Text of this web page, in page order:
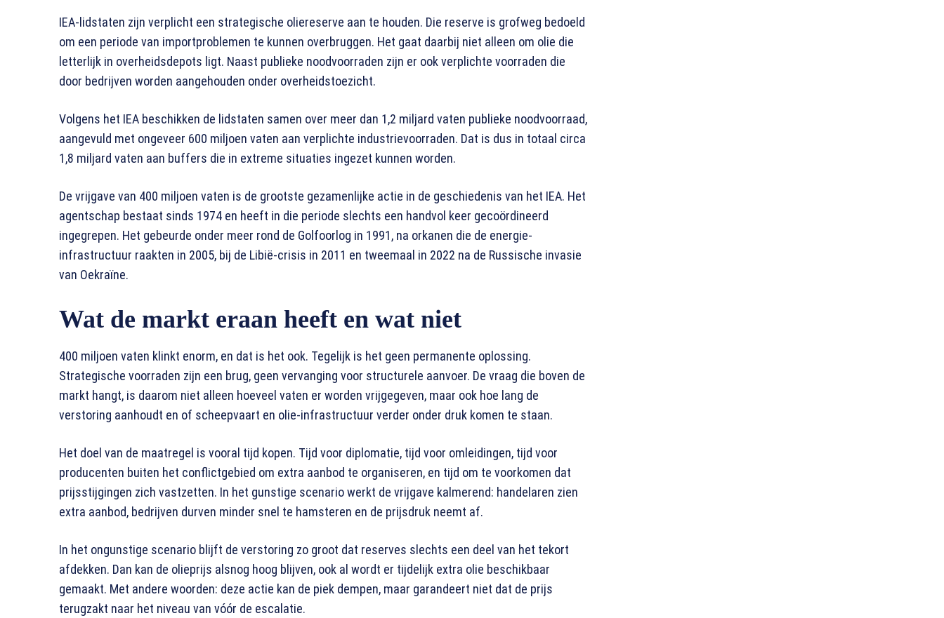
IEA-lidstaten zijn verplicht een strategische oliereserve aan te houden. Die reserve is grofweg bedoeld
om een periode van importproblemen te kunnen overbruggen. Het gaat daarbij niet alleen om olie die
letterlijk in overheidsdepots ligt. Naast publieke noodvoorraden zijn er ook verplichte voorraden die
door bedrijven worden aangehouden onder overheidstoezicht.
Volgens het IEA beschikken de lidstaten samen over meer dan 1,2 miljard vaten publieke noodvoorraad,
aangevuld met ongeveer 600 miljoen vaten aan verplichte industrievoorraden. Dat is dus in totaal circa
1,8 miljard vaten aan buffers die in extreme situaties ingezet kunnen worden.
De vrijgave van 400 miljoen vaten is de grootste gezamenlijke actie in de geschiedenis van het IEA. Het
agentschap bestaat sinds 1974 en heeft in die periode slechts een handvol keer gecoördineerd
ingegrepen. Het gebeurde onder meer rond de Golfoorlog in 1991, na orkanen die de energie-
infrastructuur raakten in 2005, bij de Libië-crisis in 2011 en tweemaal in 2022 na de Russische invasie
van Oekraïne.
Wat de markt eraan heeft en wat niet
400 miljoen vaten klinkt enorm, en dat is het ook. Tegelijk is het geen permanente oplossing.
Strategische voorraden zijn een brug, geen vervanging voor structurele aanvoer. De vraag die boven de
markt hangt, is daarom niet alleen hoeveel vaten er worden vrijgegeven, maar ook hoe lang de
verstoring aanhoudt en of scheepvaart en olie-infrastructuur verder onder druk komen te staan.
Het doel van de maatregel is vooral tijd kopen. Tijd voor diplomatie, tijd voor omleidingen, tijd voor
producenten buiten het conflictgebied om extra aanbod te organiseren, en tijd om te voorkomen dat
prijsstijgingen zich vastzetten. In het gunstige scenario werkt de vrijgave kalmerend: handelaren zien
extra aanbod, bedrijven durven minder snel te hamsteren en de prijsdruk neemt af.
In het ongunstige scenario blijft de verstoring zo groot dat reserves slechts een deel van het tekort
afdekken. Dan kan de olieprijs alsnog hoog blijven, ook al wordt er tijdelijk extra olie beschikbaar
gemaakt. Met andere woorden: deze actie kan de piek dempen, maar garandeert niet dat de prijs
terugzakt naar het niveau van vóór de escalatie.